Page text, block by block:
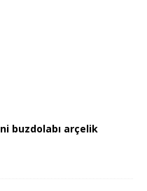
buzdolabı arçelik